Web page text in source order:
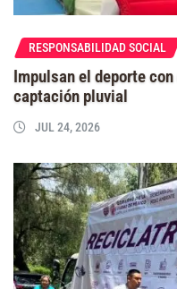
RESPONSABILIDAD SOCIAL
Impulsan el deporte
captación pluvial
JUL 24, 2026